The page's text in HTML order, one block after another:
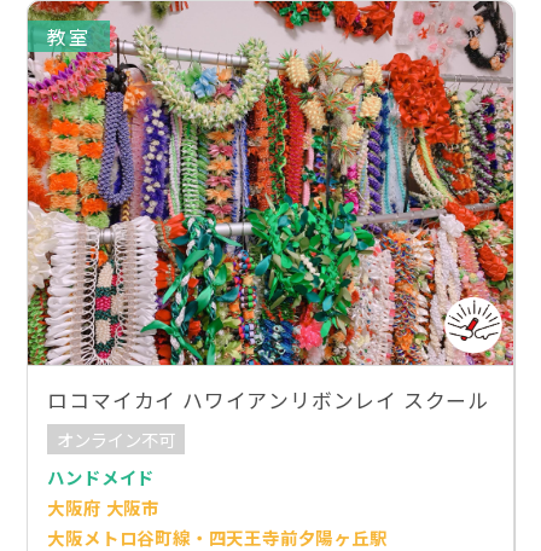
教室
ロコマイカイ ハワイアンリボンレイ スクール
オンライン不可
ハンドメイド
大阪府 大阪市
大阪メトロ谷町線・四天王寺前夕陽ヶ丘駅